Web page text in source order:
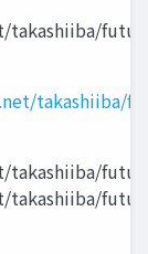
takashiiba/
takashiiba/
takashiiba/